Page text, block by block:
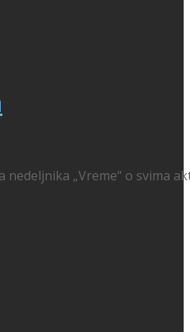
„Vreme“ o svima